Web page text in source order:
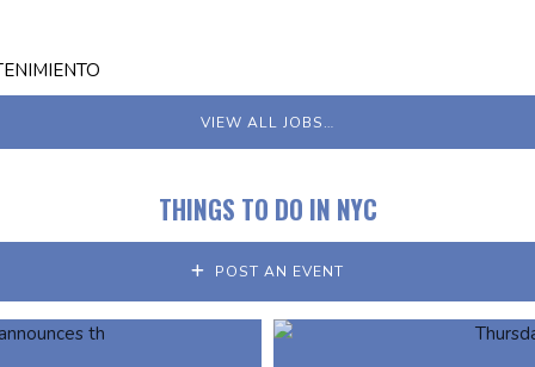
VIEW ALL JOBS…
THINGS TO DO IN NYC
POST AN EVENT